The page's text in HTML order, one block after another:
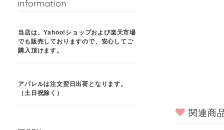
information
当店は、Yahoo!ショップおよび楽天市場
でも販売しておりますので、安心してご
購入頂けます。
アパレルは注文翌日出荷となります。
（土日祝除く）
関連商